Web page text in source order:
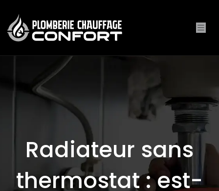
Radiateur sans
thermostat : est-